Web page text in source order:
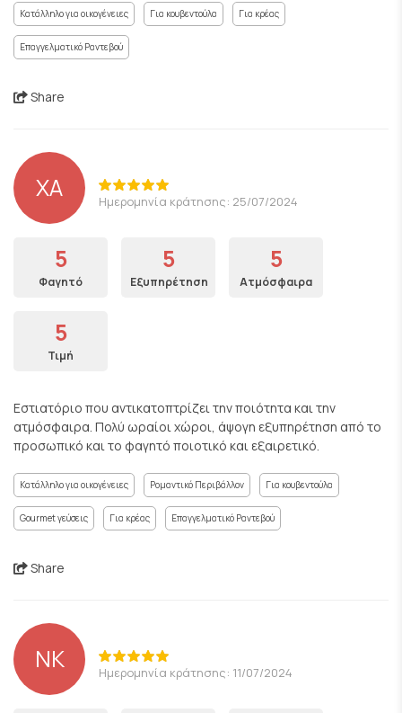
Κατάλληλο για οικογένειες Για κουβεντούλα Για κρέας
Επαγγελματικό Ραντεβού
Share
ΧΑ Ημερομηνία κράτησης: 25/07/2024
5
Φαγητό
5
Εξυπηρέτηση
5
Ατμόσφαιρα
5
Τιμή
Εστιατόριο που αντικατοπτρίζει την ποιότητα και την
ατμόσφαιρα. Πολύ ωραίοι χώροι, άψογη εξυπηρέτηση από το
προσωπικό και το φαγητό ποιοτικό και εξαιρετικό.
Κατάλληλο για οικογένειες Ρομαντικό Περιβάλλον Για κουβεντούλα
Gourmet γεύσεις Για κρέας Επαγγελματικό Ραντεβού
Share
NK Ημερομηνία κράτησης: 11/07/2024